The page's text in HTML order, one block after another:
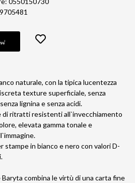
naturale, con la tipica lucentezza
texture superficiale, senza
lignina e senza acidi.
di ritratti resistenti all`invecchiamento
elevata gamma tonale e
in bianco e nero con valori D-
combina le virtù di una carta fine